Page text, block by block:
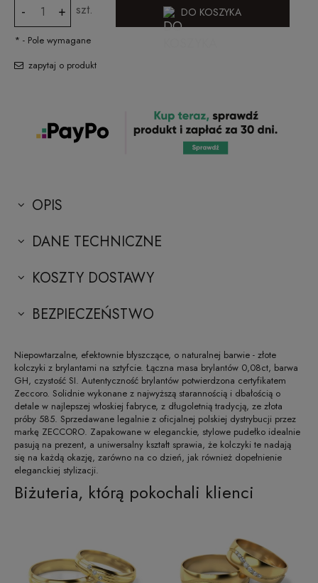
- + szt. DO KOSZYKA
* - Pole wymagane
zapytaj o produkt
OPIS
DANE TECHNICZNE
KOSZTY DOSTAWY
BEZPIECZEŃSTWO
Niepowtarzalne, efektownie błyszczące, o naturalnej barwie - złote
kolczyki z brylantami na sztyfcie. Łączna masa brylantów 0,08ct, barwa
GH, czystość SI. Autentyczność brylantów potwierdzona certyfikatem
Zeccoro. Solidnie wykonane z najwyższą starannością i dbałością o
detale w najlepszej włoskiej fabryce, z długoletnią tradycją, ze złota
próby 585. Sprzedawane legalnie z oficjalnej polskiej dystrybucji przez
markę ZECCORO. Zapakowane w eleganckie, stylowe pudełko idealnie
pasują na prezent, a uniwersalny kształt sprawia, że kolczyki te nadają
się na każdą okazję, zarówno na co dzień, jak również dopełnienie
eleganckiej stylizacji.
Biżuteria, którą pokochali klienci